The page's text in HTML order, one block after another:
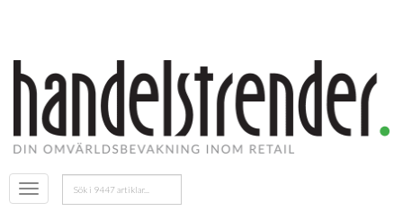
Öppna
menyn
Sök
efter: